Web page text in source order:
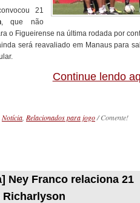
21
, que não
o Figueirense na última rodada por
será reavaliado em Manaus para
Continue lendo
Notícia Relacionados para jogo/ Comente!
Ney Franco relaciona 21
Richarlyson